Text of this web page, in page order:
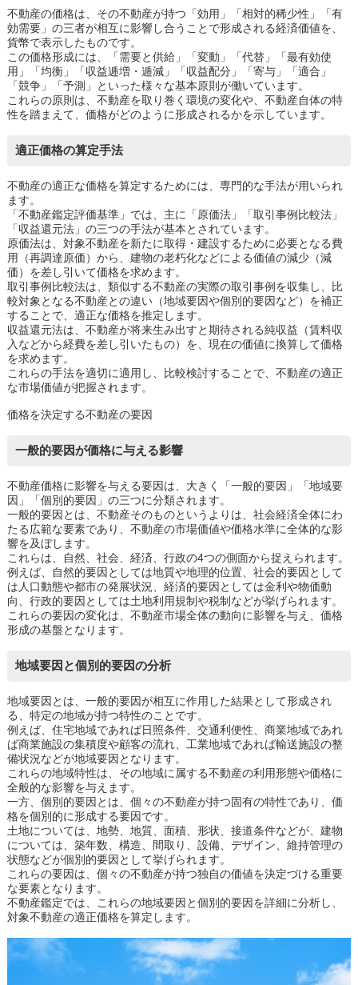
不動産の価格は、その不動産が持つ「効用」「相対的稀少性」「有
効需要」の三者が相互に影響し合うことで形成される経済価値を、
貨幣で表示したものです。
この価格形成には、「需要と供給」「変動」「代替」「最有効使
用」「均衡」「収益逓増・逓減」「収益配分」「寄与」「適合」
「競争」「予測」といった様々な基本原則が働いています。
これらの原則は、不動産を取り巻く環境の変化や、不動産自体の特
性を踏まえて、価格がどのように形成されるかを示しています。
適正価格の算定手法
不動産の適正な価格を算定するためには、専門的な手法が用いられ
ます。
「不動産鑑定評価基準」では、主に「原価法」「取引事例比較法」
「収益還元法」の三つの手法が基本とされています。
原価法は、対象不動産を新たに取得・建設するために必要となる費
用（再調達原価）から、建物の老朽化などによる価値の減少（減
価）を差し引いて価格を求めます。
取引事例比較法は、類似する不動産の実際の取引事例を収集し、比
較対象となる不動産との違い（地域要因や個別的要因など）を補正
することで、適正な価格を推定します。
収益還元法は、不動産が将来生み出すと期待される純収益（賃料収
入などから経費を差し引いたもの）を、現在の価値に換算して価格
を求めます。
これらの手法を適切に適用し、比較検討することで、不動産の適正
な市場価値が把握されます。
価格を決定する不動産の要因
一般的要因が価格に与える影響
不動産価格に影響を与える要因は、大きく「一般的要因」「地域要
因」「個別的要因」の三つに分類されます。
一般的要因とは、不動産そのものというよりは、社会経済全体にわ
たる広範な要素であり、不動産の市場価値や価格水準に全体的な影
響を及ぼします。
これらは、自然、社会、経済、行政の4つの側面から捉えられます。
例えば、自然的要因としては地質や地理的位置、社会的要因として
は人口動態や都市の発展状況、経済的要因としては金利や物価動
向、行政的要因としては土地利用規制や税制などが挙げられます。
これらの要因の変化は、不動産市場全体の動向に影響を与え、価格
形成の基盤となります。
地域要因と個別的要因の分析
地域要因とは、一般的要因が相互に作用した結果として形成され
る、特定の地域が持つ特性のことです。
例えば、住宅地域であれば日照条件、交通利便性、商業地域であれ
ば商業施設の集積度や顧客の流れ、工業地域であれば輸送施設の整
備状況などが地域要因となります。
これらの地域特性は、その地域に属する不動産の利用形態や価格に
全般的な影響を与えます。
一方、個別的要因とは、個々の不動産が持つ固有の特性であり、価
格を個別的に形成する要因です。
土地については、地勢、地質、面積、形状、接道条件などが、建物
については、築年数、構造、間取り、設備、デザイン、維持管理の
状態などが個別的要因として挙げられます。
これらの要因は、個々の不動産が持つ独自の価値を決定づける重要
な要素となります。
不動産鑑定では、これらの地域要因と個別的要因を詳細に分析し、
対象不動産の適正価格を算定します。